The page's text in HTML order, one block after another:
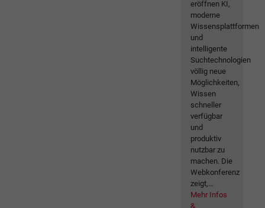
eröffnen KI,
moderne
Wissensplattformen
und
intelligente
Suchtechnologien
völlig neue
Möglichkeiten,
Wissen
schneller
verfügbar
und
produktiv
nutzbar zu
machen. Die
Webkonferenz
zeigt,...
Mehr Infos
&